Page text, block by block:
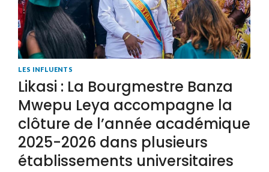
LES INFLUENTS
Likasi : La Bourgmestre Banza
Mwepu Leya accompagne la
clôture de l’année académique
2025-2026 dans plusieurs
établissements universitaires